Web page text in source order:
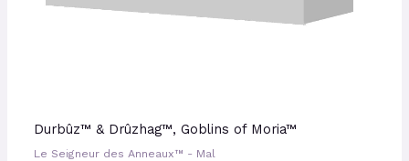
Durbûz™ & Drûzhag™, Goblins of Moria™
Le Seigneur des Anneaux™ - Mal